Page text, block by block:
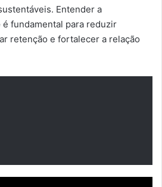
Entender a
é fundamental para reduzir
retenção e fortalecer a relação